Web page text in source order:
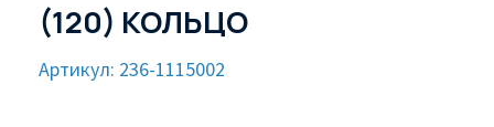
(120) КОЛЬЦО
Артикул: 236-1115002